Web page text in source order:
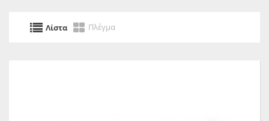
Λίστα Πλέγμα